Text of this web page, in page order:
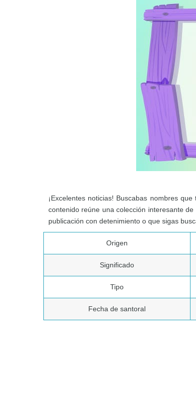
¡Excelentes noticias! Buscabas nombres
contenido reúne una colección interesante
publicación con detenimiento o que sigas
Origen
Significado
Tipo
Fecha de santoral